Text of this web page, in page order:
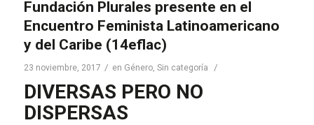
Fundación Plurales presente en el
Encuentro Feminista Latinoamericano
y del Caribe (14eflac)
23 noviembre, 2017 / en Género, Sin categoría /
DIVERSAS PERO NO
DISPERSAS